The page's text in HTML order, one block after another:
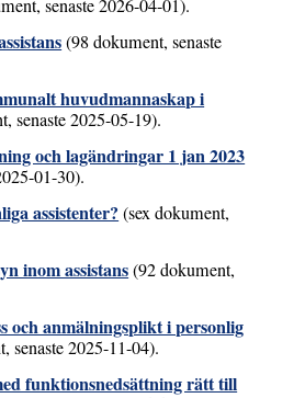
senaste 2026-04-01).
(98 dokument, senaste
huvudmannaskap i
senaste 2025-05-19).
och lagändringar 1 jan 2023
01-30).
assistenter? (sex dokument,
inom assistans(92 dokument,
och anmälningsplikt i personlig
senaste 2025-11-04).
funktionsnedsättning rätt till